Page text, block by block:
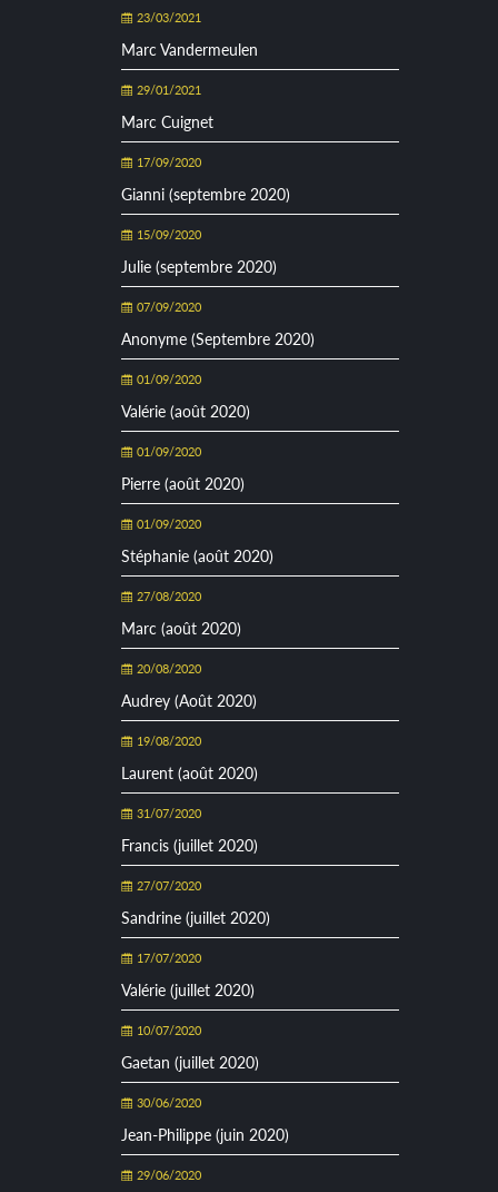
23/03/2021
Marc Vandermeulen
29/01/2021
Marc Cuignet
17/09/2020
Gianni (septembre 2020)
15/09/2020
Julie (septembre 2020)
07/09/2020
Anonyme (Septembre 2020)
01/09/2020
Valérie (août 2020)
01/09/2020
Pierre (août 2020)
01/09/2020
Stéphanie (août 2020)
27/08/2020
Marc (août 2020)
20/08/2020
Audrey (Août 2020)
19/08/2020
Laurent (août 2020)
31/07/2020
Francis (juillet 2020)
27/07/2020
Sandrine (juillet 2020)
17/07/2020
Valérie (juillet 2020)
10/07/2020
Gaetan (juillet 2020)
30/06/2020
Jean-Philippe (juin 2020)
29/06/2020